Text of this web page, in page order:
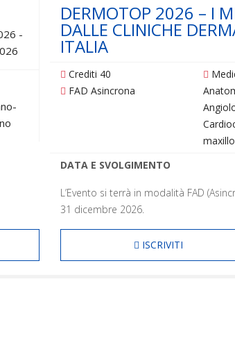
-
DERMOTOP 2026 – I
DALLE CLINICHE
ITALIA
Crediti 40
FAD Asincrona
DATA E SVOLGIMENTO
L’Evento si terrà in modalità FAD
31 dicembre 2026.
ISCRIVITI